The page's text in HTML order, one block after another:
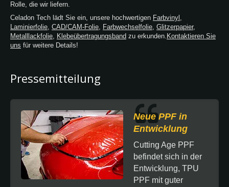
Rolle, die wir liefern.
Celadon Tech lädt Sie ein, unsere hochwertigen Farbvinyl ,
Laminierfolie, CAD/CAM-Folie, Farbwechselfolie, Glitzerpapier,
Metalllackfolie, Klebeübertragungsband zu erkunden. Kontaktieren Sie
uns für weitere Details!
Pressemitteilung
Neue PPF in
Entwicklung
Cutting Age PPF
befindet sich in der
Entwicklung, TPU
PPF mit guter